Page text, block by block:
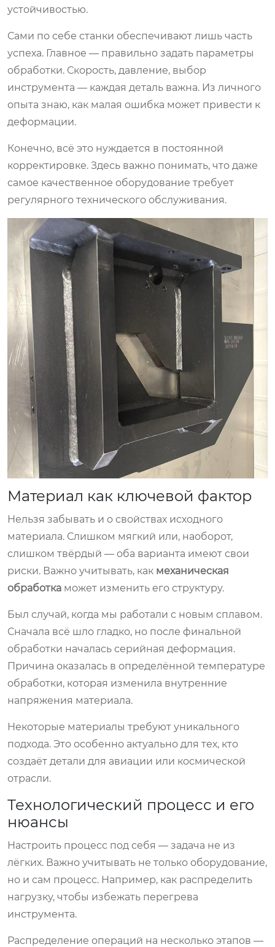
устойчивостью.
Сами по себе станки обеспечивают лишь часть
успеха. Главное — правильно задать параметры
обработки. Скорость, давление, выбор
инструмента — каждая деталь важна. Из личного
опыта знаю, как малая ошибка может привести к
деформации.
Конечно, всё это нуждается в постоянной
корректировке. Здесь важно понимать, что даже
самое качественное оборудование требует
регулярного технического обслуживания.
Материал как ключевой фактор
Нельзя забывать и о свойствах исходного
материала. Слишком мягкий или, наоборот,
слишком твёрдый — оба варианта имеют свои
риски. Важно учитывать, как механическая
обработка может изменить его структуру.
Был случай, когда мы работали с новым сплавом.
Сначала всё шло гладко, но после финальной
обработки началась серийная деформация.
Причина оказалась в определённой температуре
обработки, которая изменила внутренние
напряжения материала.
Некоторые материалы требуют уникального
подхода. Это особенно актуально для тех, кто
создаёт детали для авиации или космической
отрасли.
Технологический процесс и его
нюансы
Настроить процесс под себя — задача не из
лёгких. Важно учитывать не только оборудование,
но и сам процесс. Например, как распределить
нагрузку, чтобы избежать перегрева
инструмента.
Распределение операций на несколько этапов —